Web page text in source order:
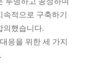
속적으로 구축하기
의했습니다.
응을 위한 세 가지